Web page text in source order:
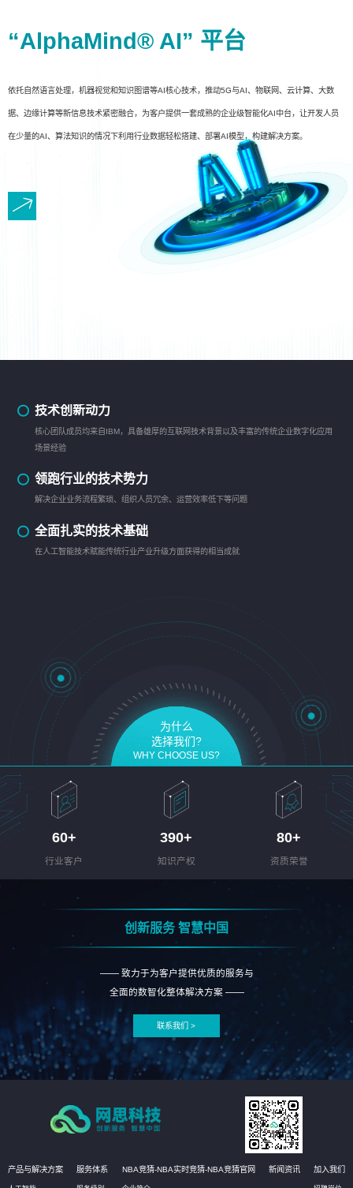
“AlphaMind® AI” 平台
依托自然语言处理，机器视觉和知识图谱等AI核心技术，推动5G与AI、物联网、云计算、大数
据、边缘计算等新信息技术紧密融合，为客户提供一套成熟的企业级智能化AI中台，让开发人员
在少量的AI、算法知识的情况下利用行业数据轻松搭建、部署AI模型，构建解决方案。
技术创新动力
核心团队成员均来自IBM，具备雄厚的互联网技术背景以及丰富的传统企业数字化应用
场景经验
领跑行业的技术势力
解决企业业务流程繁琐、组织人员冗余、运营效率低下等问题
全面扎实的技术基础
在人工智能技术赋能传统行业产业升级方面获得的相当成就
为什么
选择我们?
WHY CHOOSE US?
60+
行业客户
390+
知识产权
80+
资质荣誉
创新服务 智慧中国
—— 致力于为客户提供优质的服务与
全面的数智化整体解决方案 ——
联系我们 >
产品与解决方案 服务体系 NBA竞猜-NBA实时竞猜-NBA竞猜官网 新闻资讯 加入我们